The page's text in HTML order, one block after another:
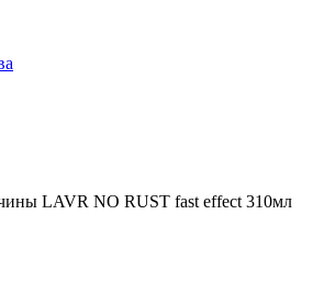
LAVR NO RUST fast effect 310мл